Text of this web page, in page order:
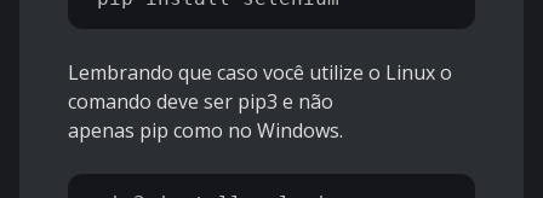
Lembrando que caso você utilize o Linux o
comando deve ser pip3 e não
apenas pip como no Windows.